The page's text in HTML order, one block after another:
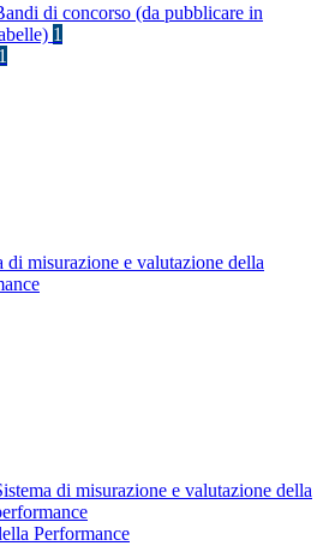
di concorso (da pubblicare in
1
1
di misurazione e valutazione della
di misurazione e valutazione della
Performance